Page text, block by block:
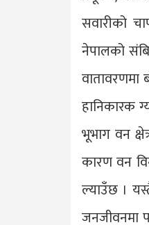
सवारीको
नेपालको
हानिकारक
भूभाग वन
कारण वन
ल्याउँछ ।
जनजीवनमा